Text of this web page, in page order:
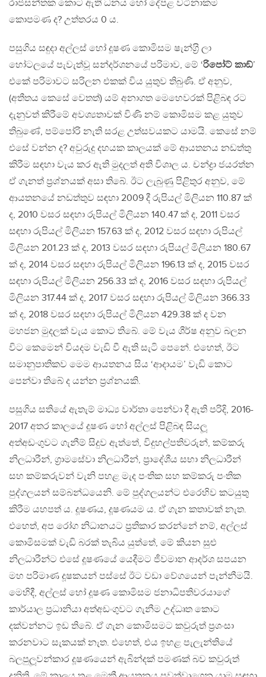
රාජසන්තක කොට ඇති ධනය හෝ දේපළ වටිනාකම
කොපමණ ද? උත්තරය 0 ය.
පසුගිය සඳුදා අල්ලස් හෝ දූෂණ කොමිසම ෂැන්ග‍්‍රි ලා
හෝටලයේ පැවැත්වූ සන්දර්ශනයේ පරිමාව, මේ ‘රිපෝට් කාඞ්’
එකේ පරිමාවට සරිලන එකක් විය යුතුව තිබුණි. ඒ අනුව,
(අතීතය කෙසේ වෙතත්) යම් අනාගත මෙහෙවරක් පිළිබඳ රට
දැනුවත් කිරීමේ අවශ්‍යතාවක් විණි නම් කොමිසම කළ යුතුව
තිබුණේ, පම්පෝරි නැති සරළ උත්සවයකට යාමයි. කෙසේ නම්
එසේ වන්න ද? අවුරුදු දහයක කාලයක් මේ ආයතනය නඩත්තු
කිරීම සඳහා වැය කර ඇති මුදලත් අති විශාල ය. චන්ද්‍රා ජයරත්න
ඒ ගැනත් ප‍්‍රශ්නයක් අසා තිබේ. ඊට ලැබුණු පිළිතුර අනුව, මේ
ආයතනයේ නඩත්තුව සඳහා 2009 දී රුපියල් මිලියන 110.87 ක්
ද, 2010 වසර සඳහා රුපියල් මිලියන 140.47 ක් ද, 2011 වසර
සඳහා රුපියල් මිලියන 157.63 ක් ද, 2012 වසර සඳහා රුපියල්
මිලියන 201.23 ක් ද, 2013 වසර සඳහා රුපියල් මිලියන 180.67
ක් ද, 2014 වසර සඳහා රුපියල් මිලියන 196.13 ක් ද, 2015 වසර
සඳහා රුපියල් මිලියන 256.33 ක් ද, 2016 වසර සඳහා රුපියල්
මිලියන 317.44 ක් ද, 2017 වසර සඳහා රුපියල් මිලියන 366.33
ක් ද, 2018 වසර සඳහා රුපියල් මිලියන 429.38 ක් ද වන
මහජන මුදලක් වැය කොට තිබේ. මේ වැය ශීර්ෂ අනුව බලන
විට කෙමෙන් වියදම වැඩි වී ඇති සැටි පෙනේ. එහෙත්, ඊට
සමානුපාතිකව මෙම ආයතනය සිය ‘ආදායම’ වැඩි කොට
පෙන්වා තිබේ ද යන්න ප‍්‍රශ්නයකි.
පසුගිය සතියේ ඇතැම් මාධ්‍ය වාර්තා පෙන්වා දී ඇති පරිදි, 2016-
2017 අතර කාලයේ දූෂණ හෝ අල්ලස් පිළිබඳ සියලූ
අත්අඩංගුවට ගැනීම් සිදුව ඇත්තේ, විදුහල්පතිවරුන්, කම්කරු
නිලධාරීන්, ග‍්‍රාමසේවා නිලධාරීන්, ප‍්‍රාදේශීය සභා නිලධාරීන්
සහ කම්කරුවන් වැනි පහළ මැද පංතික සහ කම්කරු පංතික
පුද්ගලයන් සම්බන්ධයෙනි. මේ පුද්ගලයන්ට එරෙහිව කටයුතු
කිරීම යහපත් ය. දූෂණය, දූෂණයම ය. ඒ ගැන කතාවක් නැත.
එහෙත්, අප රෝග නිධානයට ප‍්‍රතිකාර කරන්නේ නම්, අල්ලස්
කොමිසමක් වැඩි බරක් තැබිය යුත්තේ, මේ කියන සුළු
නිලධාරීන්ට එසේ දූෂණයේ යෙදීමට ජීවමාන ආදර්ශ සපයන
මහ පරිමාණ දූෂකයන් පස්සේ ඊට වඩා වේගයෙන් පැන්නීමයි.
මෙහිදී, අල්ලස් හෝ දූෂණ කොමිසම ජනාධිපතිවරයාගේ
කාර්යාල ප‍්‍රධානියා අත්අඩංගුවට ගැනීම උද්ධෘත කොට
දක්වන්නට ඉඩ තිබේ. ඒ ගැන කොමිසමට කවුරුත් ප‍්‍රශංසා
කරනවාට සැකයක් නැත. එහෙත්, එය ඉහළ පැලැන්තියේ
බලපුලූවන්කාර දූෂණයෙන් ඇබින්දක් පමණක් බව කවුරුත්